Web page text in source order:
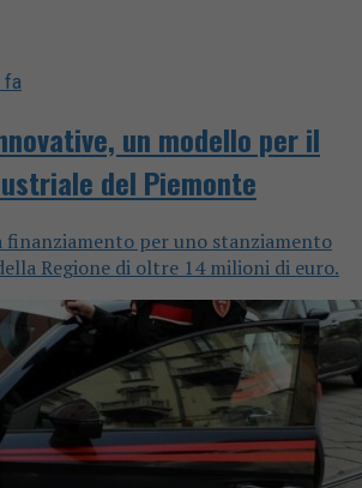
fa
un modello per il
del Piemonte
finanziamento per uno stanziamento
Regione di oltre 14 milioni di euro.